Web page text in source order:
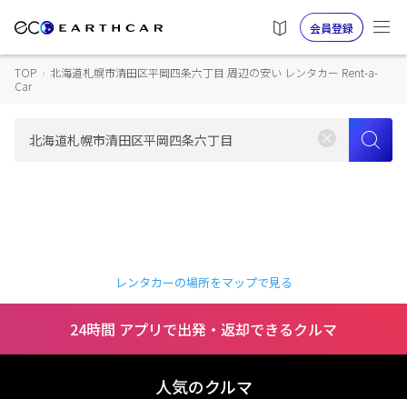
会員登録
TOP › 北海道札幌市清田区平岡四条六丁目 周辺の安い レンタカー Rent-a-
Car
レンタカーの場所をマップで見る
24時間 アプリで出発・返却できるクルマ
人気のクルマ